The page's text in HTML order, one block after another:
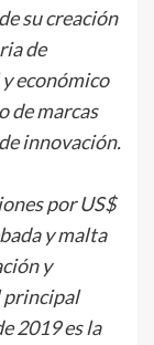
su creación
de
económico
de marcas
innovación.
por US$
y malta
y
principal
2019 es la